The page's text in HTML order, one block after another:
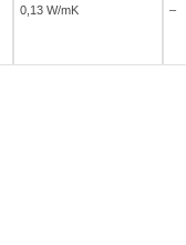
0,13 W/mK –